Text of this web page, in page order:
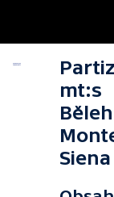
mt:s
Siena